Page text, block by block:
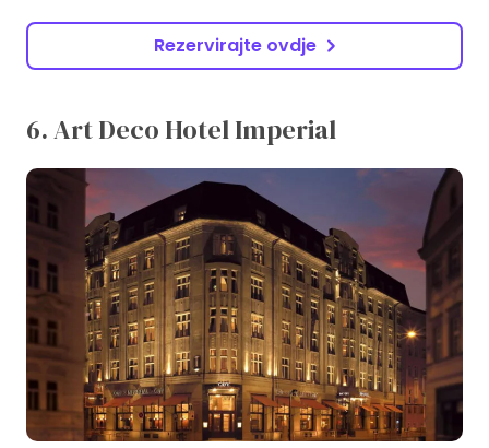
Rezervirajte ovdje
6. Art Deco Hotel Imperial